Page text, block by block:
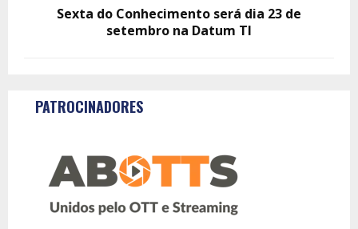
Sexta do Conhecimento será dia 23 de
setembro na Datum TI
PATROCINADORES